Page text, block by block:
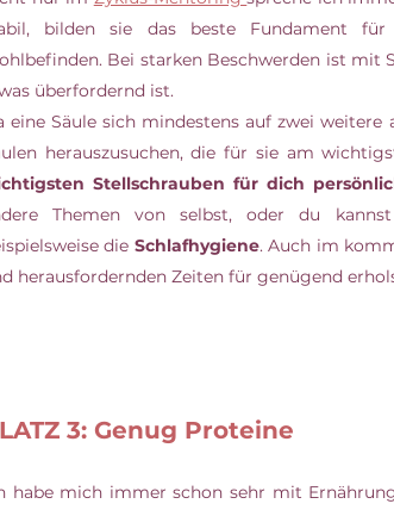
bilden sie das beste Fundament für
Bei starken Beschwerden ist mit
überfordernd ist.
eine Säule sich mindestens auf zwei
herauszusuchen, die für sie am
Stellschrauben für dich
Themen von selbst, oder du
die Schlafhygiene. Auch im
herausfordernden Zeiten für genügend
3: Genug Proteine
habe mich immer schon sehr mit